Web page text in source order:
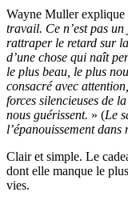
Wayne Muller explique
travail. Ce n’est pas
rattraper le retard sur
d’une chose qui naît
le plus beau, le plus
consacré avec
forces silencieuses de
nous guérissent. » (Le
l’épanouissement dans
Clair et simple. Le
dont elle manque le
vies.